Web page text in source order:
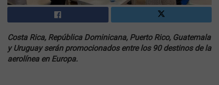
Costa Rica, República Dominicana, Puerto Rico, Guatemala
y Uruguay serán promocionados entre los 90 destinos de la
aerolínea en Europa.